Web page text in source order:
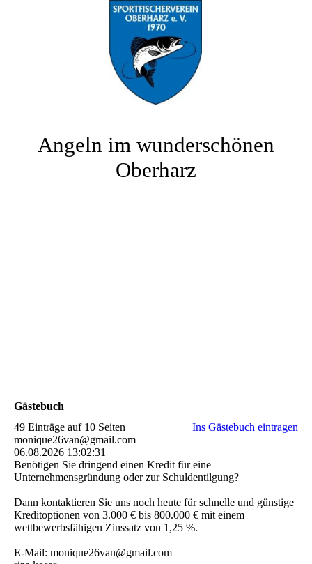
Angeln im wunderschönen
Oberharz
Gästebuch
49 Einträge auf 10 Seiten
Ins Gästebuch eintragen
monique26van@gmail.com
06.08.2026 13:02:31
Benötigen Sie dringend einen Kredit für eine
Unternehmensgründung oder zur Schuldentilgung?
Dann kontaktieren Sie uns noch heute für schnelle und günstige
Kreditoptionen von 3.000 € bis 800.000 € mit einem
wettbewerbsfähigen Zinssatz von 1,25 %.
E-Mail: monique26van@gmail.com